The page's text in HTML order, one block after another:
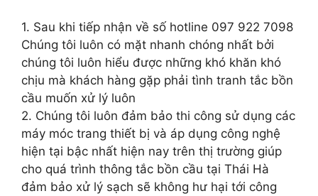
1. Sau khi tiếp nhận về số hotline 097 922 7098
Chúng tôi luôn có mặt nhanh chóng nhất bởi
chúng tôi luôn hiểu được những khó khăn khó
chịu mà khách hàng gặp phải tình tranh tắc bồn
cầu muốn xử lý luôn
2. Chúng tôi luôn đảm bảo thi công sử dụng các
máy móc trang thiết bị và áp dụng công nghệ
hiện tại bậc nhất hiện nay trên thị trường giúp
cho quá trình thông tắc bồn cầu tại Thái Hà
đảm bảo xử lý sạch sẽ không hư hại tới công